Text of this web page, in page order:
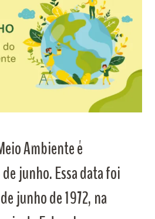
Ambiente é
junho. Essa data foi
junho de 1972, na